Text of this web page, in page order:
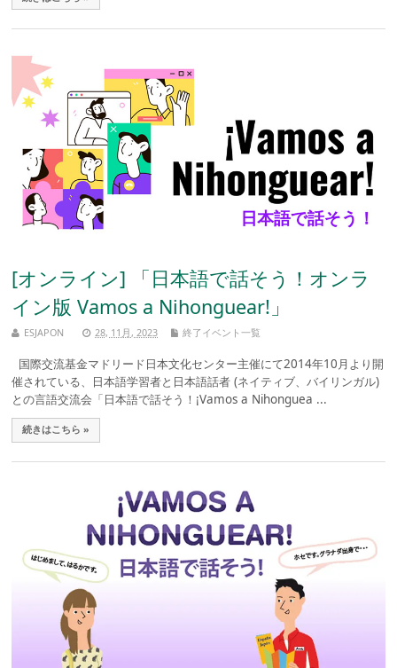
[オンライン] 「日本語で話そう！オンラ
イン版 Vamos a Nihonguear!」
ESJAPON 28, 11月, 2023 終了イベント一覧
国際交流基金マドリード日本文化センター主催にて2014年10月より開
催されている、日本語学習者と日本語話者 (ネイティブ、バイリンガル)
との言語交流会「日本語で話そう！¡Vamos a Nihonguea ...
続きはこちら »